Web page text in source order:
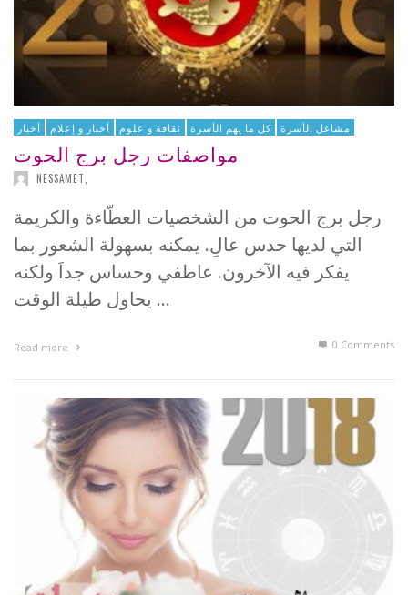
أخبار أخبار و إعلام ثقافة و علوم كل ما يهم الأسرة مشاغل الأسرة
مواصفات رجل برج الحوت
NESSAMET
رجل برج الحوت من الشخصيات العطّاءة والكريمة
التي لديها حدس عالِ. يمكنه بسهولة الشعور بما
يفكر فيه الآخرون. عاطفي وحساس جداَ ولكنه
يحاول طيلة الوقت …
Read more 0 Comments